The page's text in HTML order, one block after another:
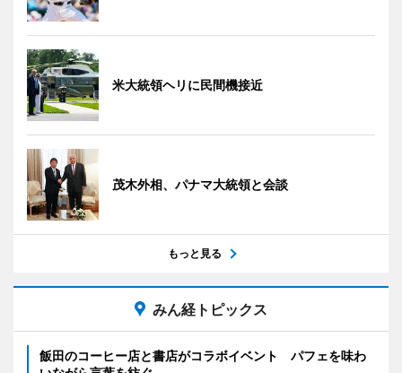
米大統領ヘリに民間機接近
茂木外相、パナマ大統領と会談
もっと見る
みん経トピックス
飯田のコーヒー店と書店がコラボイベント パフェを味わ